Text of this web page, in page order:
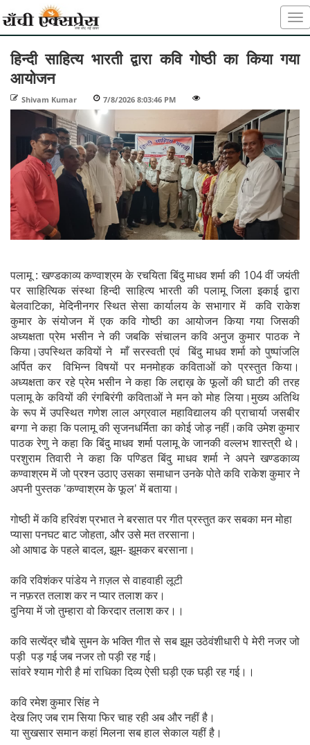
हिन्दी साहित्य भारती द्वारा कवि गोष्ठी का किया गया
आयोजन
Shivam Kumar 7/8/2026 8:03:46 PM
पलामू : खण्डकाव्य कण्वाश्रम के रचयिता बिंदु माधव शर्मा की 104 वीं जयंती
पर साहित्यिक संस्था हिन्दी साहित्य भारती की पलामू जिला इकाई द्वारा
बेलवाटिका, मेदिनीनगर स्थित सेसा कार्यालय के सभागार में कवि राकेश
कुमार के संयोजन में एक कवि गोष्ठी का आयोजन किया गया जिसकी
अध्यक्षता प्रेम भसीन ने की जबकि संचालन कवि अनुज कुमार पाठक ने
किया।उपस्थित कवियों ने माँ सरस्वती एवं बिंदु माधव शर्मा को पुष्पांजलि
अर्पित कर विभिन्न विषयों पर मनमोहक कविताओं को प्रस्तुत किया।
अध्यक्षता कर रहे प्रेम भसीन ने कहा कि लद्दाख़ के फूलों की घाटी की तरह
पलामू के कवियों की रंगबिरंगी कविताओं ने मन को मोह लिया।मुख्य अतिथि
के रूप में उपस्थित गणेश लाल अग्रवाल महाविद्यालय की प्राचार्या जसबीर
बग्गा ने कहा कि पलामू की सृजनधर्मिता का कोई जोड़ नहीं।कवि उमेश कुमार
पाठक रेणु ने कहा कि बिंदु माधव शर्मा पलामू के जानकी वल्लभ शास्त्री थे।
परशुराम तिवारी ने कहा कि पण्डित बिंदु माधव शर्मा ने अपने खण्डकाव्य
कण्वाश्रम में जो प्रश्न उठाए उसका समाधान उनके पोते कवि राकेश कुमार ने
अपनी पुस्तक 'कण्वाश्रम के फूल' में बताया।
गोष्ठी में कवि हरिवंश प्रभात ने बरसात पर गीत प्रस्तुत कर सबका मन मोहा
प्यासा पनघट बाट जोहता, और उसे मत तरसाना।
ओ आषाढ के पहले बादल, झूम- झूमकर बरसाना।
कवि रविशंकर पांडेय ने ग़ज़ल से वाहवाही लूटी
न नफ़रत तलाश कर न प्यार तलाश कर।
दुनिया में जो तुम्हारा वो किरदार तलाश कर।।
कवि सत्येंद्र चौबे सुमन के भक्ति गीत से सब झूम उठेवंशीधारी पे मेरी नजर जो
पड़ी पड़ गई जब नजर तो पड़ी रह गई।
सांवरे श्याम गोरी है मां राधिका दिव्य ऐसी घड़ी एक घड़ी रह गई।।
कवि रमेश कुमार सिंह ने
देख लिए जब राम सिया फिर चाह रही अब और नहीं है।
या सुखसार समान कहां मिलना सब हाल सेकाल यहीं है।